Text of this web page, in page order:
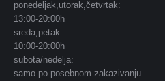
in
new
window
in
new
window
in
new
in
in
ponedeljak,utorak,četvrtak:
13:00-20:00h
sreda,petak
10:00-20:00h
subota/nedelja:
samo po posebnom zakazivanju.